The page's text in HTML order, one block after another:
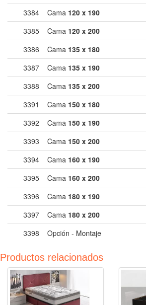
3384 Cama 120 x 190
3385
Cama 120 x 200
3386
Cama 135 x 180
3387
Cama 135 x 190
3388
Cama 135 x 200
3391
Cama 150 x 180
3392
Cama 150 x 190
3393
Cama 150 x 200
3394
Cama 160 x 190
3395
Cama 160 x 200
3396
Cama 180 x 190
3397
Cama 180 x 200
3398
Opción - Montaje
Productos relacionados